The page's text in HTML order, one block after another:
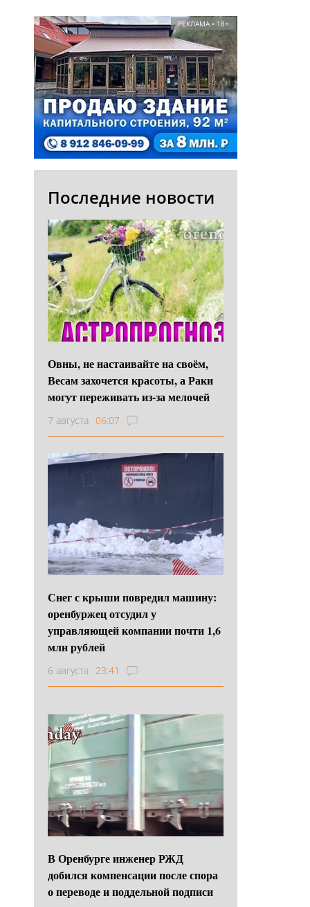
РЕКЛАМА • 18+
Последние новости
Овны, не настаивайте на своём,
Весам захочется красоты, а Раки
могут переживать из-за мелочей
7 августа 06:07
Снег с крыши повредил машину:
оренбуржец отсудил у
управляющей компании почти 1,6
млн рублей
6 августа 23:41
В Оренбурге инженер РЖД
добился компенсации после спора
о переводе и поддельной подписи